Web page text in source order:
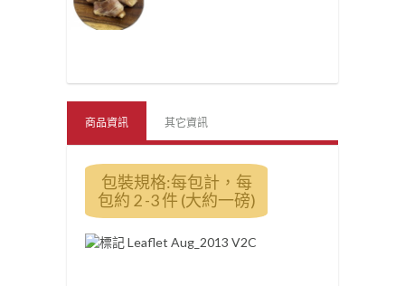
商品資訊 其它資訊
包裝規格:每包計，每
包約 2 -3 件 (大約一磅)